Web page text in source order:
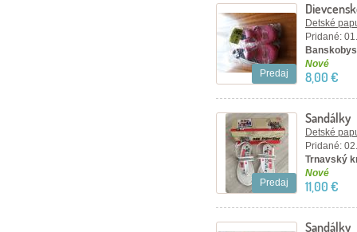
Predaj
Detské
Pridané:
Nové
8,00 €
Predaj
Sandálky
Detské
Pridané:
Trnavský
Nové
11,00 €
Sandálky